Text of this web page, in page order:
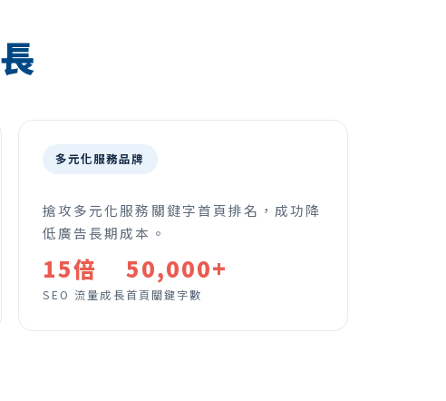
多元化服務品牌
搶攻多元化服務關鍵字首頁排名，成功降
低廣告長期成本。
15倍
SEO 流量成長
50,000+
首頁關鍵字數